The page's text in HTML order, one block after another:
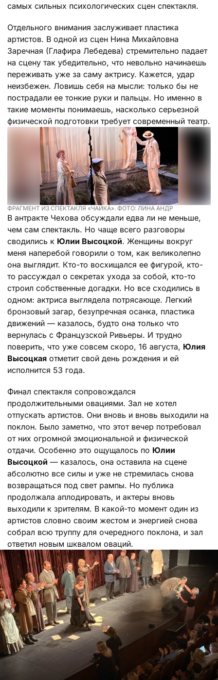
самых сильных психологических сцен спектакля.
Отдельного внимания заслуживает пластика
артистов. В одной из сцен Нина Михайловна
Заречная (Глафира Лебедева) стремительно падает
на сцену так убедительно, что невольно начинаешь
переживать уже за саму актрису. Кажется, удар
неизбежен. Ловишь себя на мысли: только бы не
пострадали ее тонкие руки и пальцы. Но именно в
такие моменты понимаешь, насколько серьезной
физической подготовки требует современный театр.
ФРАГМЕНТ ИЗ СПЕКТАКЛЯ «ЧАЙКА». ФОТО: ЛИНА АНДР
В антракте Чехова обсуждали едва ли не меньше,
чем сам спектакль. Но чаще всего разговоры
сводились к Юлии Высоцкой. Женщины вокруг
меня наперебой говорили о том, как великолепно
она выглядит. Кто-то восхищался ее фигурой, кто-
то рассуждал о секретах ухода за собой, кто-то
строил собственные догадки. Но все сходились в
одном: актриса выглядела потрясающе. Легкий
бронзовый загар, безупречная осанка, пластика
движений — казалось, будто она только что
вернулась с Французской Ривьеры. И трудно
поверить, что уже совсем скоро, 16 августа, Юлия
Высоцкая отметит свой день рождения и ей
исполнится 53 года.
Финал спектакля сопровождался
продолжительными овациями. Зал не хотел
отпускать артистов. Они вновь и вновь выходили на
поклон. Было заметно, что этот вечер потребовал
от них огромной эмоциональной и физической
отдачи. Особенно это ощущалось по Юлии
Высоцкой — казалось, она оставила на сцене
абсолютно все силы и уже не стремилась снова
возвращаться под свет рампы. Но публика
продолжала аплодировать, и актеры вновь
выходили к зрителям. В какой-то момент один из
артистов словно своим жестом и энергией снова
собрал всю труппу для очередного поклона, и зал
ответил новым шквалом оваций.